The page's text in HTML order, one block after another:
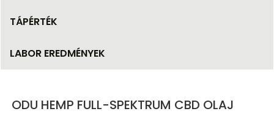
TÁPÉRTÉK
LABOR EREDMÉNYEK
ODU HEMP FULL-SPEKTRUM CBD OLAJ